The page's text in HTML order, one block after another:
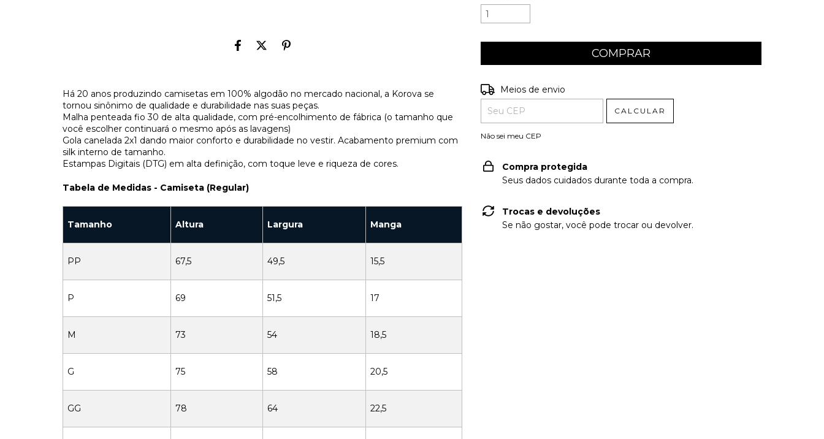
Há 20 anos produzindo camisetas em 100% algodão no mercado nacional, a Korova se
tornou sinônimo de qualidade e durabilidade nas suas peças.
Malha penteada fio 30 de alta qualidade, com pré-encolhimento de fábrica (o tamanho que
você escolher continuará o mesmo após as lavagens)
Gola canelada 2x1 dando maior conforto e durabilidade no vestir. Acabamento premium com
silk interno de tamanho.
Estampas Digitais (DTG) em alta definição, com toque leve e riqueza de cores.
Tabela de Medidas - Camiseta (Regular)
Tamanho Altura Largura Manga
PP 67,5 49,5 15,5
P 69 51,5 17
M 73 54 18,5
G 75 58 20,5
GG 78 64 22,5
Entregas para o CEP:
Meios de envio
CALCULAR
Não sei meu CEP
Compra protegida
Seus dados cuidados durante toda a compra.
Trocas e devoluções
Se não gostar, você pode trocar ou devolver.